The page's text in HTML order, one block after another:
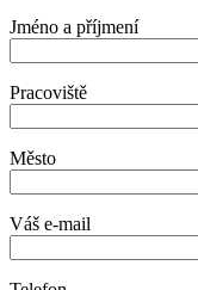
Jméno a příjmení
Pracoviště
Město
Váš e-mail